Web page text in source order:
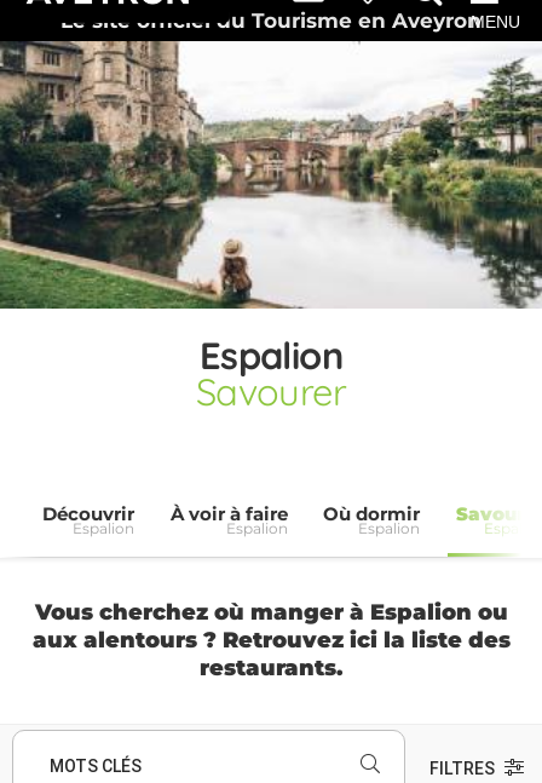
Le site officiel du Tourisme en AveyronMENU
Espalion
Savourer
Découvrir
Espalion
À voir à faire
Espalion
Où dormir
Espalion
Vous cherchez où manger à Espalion ou
aux alentours ? Retrouvez ici la liste des
restaurants.
MOTS CLÉS FILTRES